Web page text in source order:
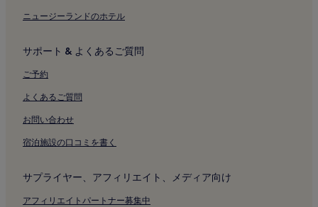
ニュージーランドのホテル
サポート & よくあるご質問
ご予約
よくあるご質問
お問い合わせ
宿泊施設の口コミを書く
サプライヤー、アフィリエイト、メディア向け
アフィリエイトパートナー募集中